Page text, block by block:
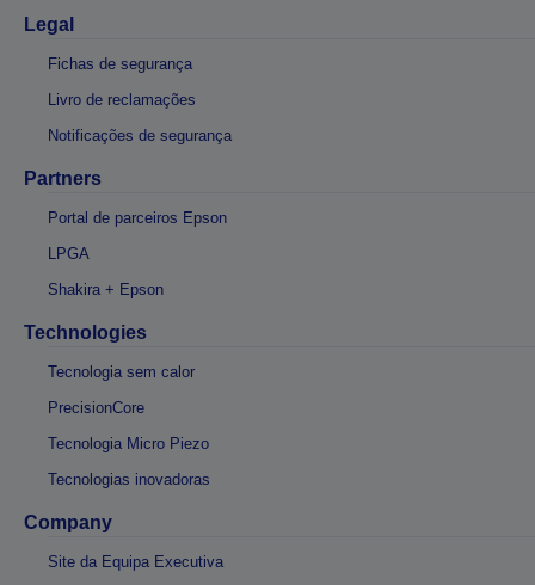
Legal
Fichas de segurança
Livro de reclamações
Notificações de segurança
Partners
Portal de parceiros Epson
LPGA
Shakira + Epson
Technologies
Tecnologia sem calor
PrecisionCore
Tecnologia Micro Piezo
Tecnologias inovadoras
Company
Site da Equipa Executiva